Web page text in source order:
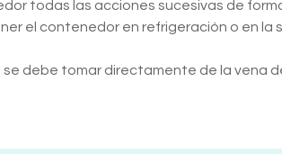
todas las acciones sucesivas de
el contenedor en refrigeración o en la
debe tomar directamente de la vena